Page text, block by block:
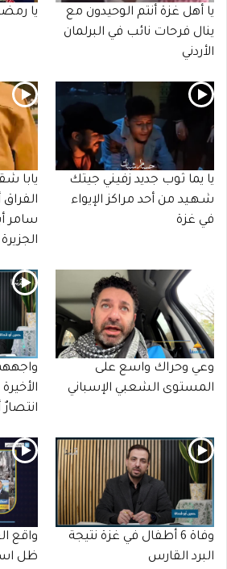
يا أهل غزة أنتم الوحيدون مع
ينال فرحات نائب في البرلمان
الأردني
يا
يا يما ثوب جديد زفيني جيتك
شـهـيد من أحد مراكز الإيواء
في غزة
يابا
سامر
وعي وحراك واسع على
المستوى الشعبي الإسباني
الأخيرة
انتصارٌ
وفاة 6 أطفال في غزة نتيجة
البرد القارس
واقع
ظل